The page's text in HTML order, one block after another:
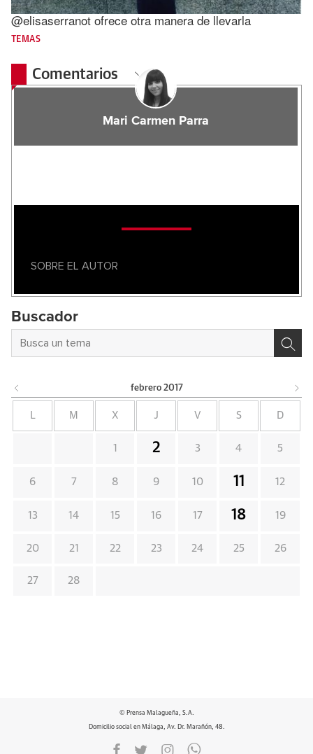
@elisaserranot ofrece otra manera de llevarla
TEMAS
Comentarios
Mari Carmen Parra
SOBRE EL AUTOR
Buscador
febrero 2017
L M X J V S D
1 2 3 4 5
6 7 8 9 10 11 12
13 14 15 16 17 18 19
20 21 22 23 24 25 26
27 28
© Prensa Malagueña, S.A.
Domicilio social en Málaga, Av. Dr. Marañón, 48.